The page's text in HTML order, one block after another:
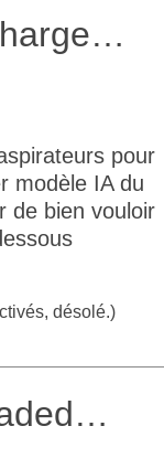
pour
modèle IA du
de bien vouloir
désolé.)